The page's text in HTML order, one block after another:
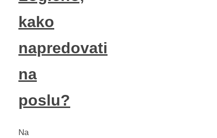
kako
napredovati
na
poslu?
Na